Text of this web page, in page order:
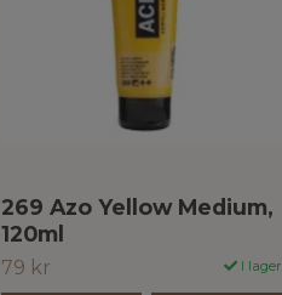
269 Azo Yellow Medium,
120ml
79 kr I lager.